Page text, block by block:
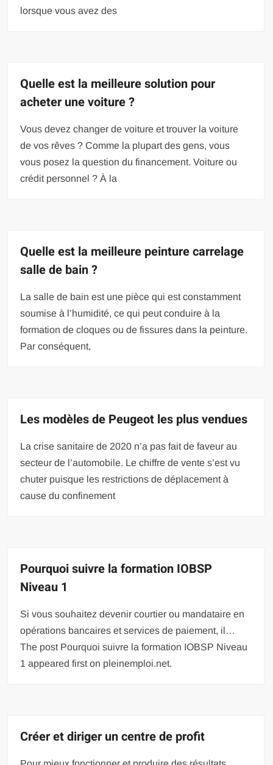
lorsque vous avez des
Quelle est la meilleure solution pour
acheter une voiture ?
Vous devez changer de voiture et trouver la voiture
de vos rêves ? Comme la plupart des gens, vous
vous posez la question du financement. Voiture ou
crédit personnel ? À la
Quelle est la meilleure peinture carrelage
salle de bain ?
La salle de bain est une pièce qui est constamment
soumise à l’humidité, ce qui peut conduire à la
formation de cloques ou de fissures dans la peinture.
Par conséquent,
Les modèles de Peugeot les plus vendues
La crise sanitaire de 2020 n’a pas fait de faveur au
secteur de l’automobile. Le chiffre de vente s’est vu
chuter puisque les restrictions de déplacement à
cause du confinement
Pourquoi suivre la formation IOBSP
Niveau 1
Si vous souhaitez devenir courtier ou mandataire en
opérations bancaires et services de paiement, il…
The post Pourquoi suivre la formation IOBSP Niveau
1 appeared first on pleinemploi.net.
Créer et diriger un centre de profit